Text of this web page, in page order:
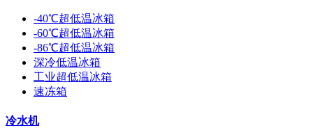
-40℃超低温冰箱
-60℃超低温冰箱
-86℃超低温冰箱
深冷低温冰箱
工业超低温冰箱
速冻箱
冷水机